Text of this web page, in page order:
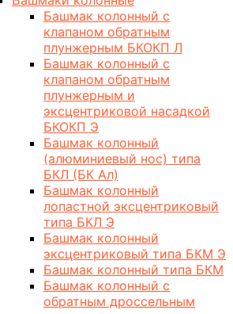
Башмак колонный с
клапаном обратным
плунжерным БКОКП Л
Башмак колонный с
клапаном обратным
плунжерным и
эксцентриковой насадкой
БКОКП Э
Башмак колонный
(алюминиевый нос) типа
БКЛ (БК Ал)
Башмак колонный
лопастной эксцентриковый
типа БКЛ Э
Башмак колонный
эксцентриковый типа БКМ Э
Башмак колонный типа БКМ
Башмак колонный с
обратным дроссельным